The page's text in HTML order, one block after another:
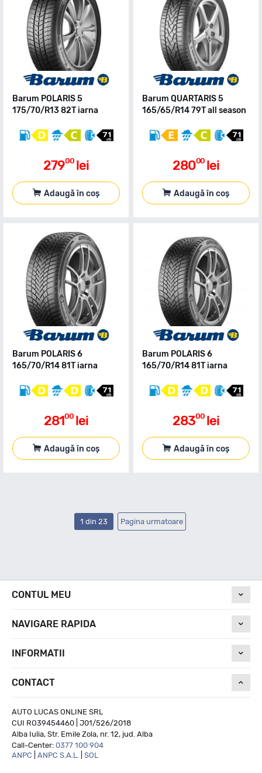
Barum POLARIS 5
175/70/R13 82T iarna
27900 lei
Adaugă în coș
Barum QUARTARIS 5
165/65/R14 79T all season
28000 lei
Adaugă în coș
Barum POLARIS 6
165/70/R14 81T iarna
28100 lei
Adaugă în coș
Barum POLARIS 6
165/70/R14 81T iarna
28300 lei
Adaugă în coș
1 din 23 Pagina urmatoare
CONTUL MEU
NAVIGARE RAPIDA
INFORMATII
CONTACT
AUTO LUCAS ONLINE SRL
CUI RO39454460 | J01/526/2018
Alba Iulia, Str. Emile Zola, nr. 12, jud. Alba
Call-Center: 0377 100 904
ANPC
ANPC S.A.L. SOL